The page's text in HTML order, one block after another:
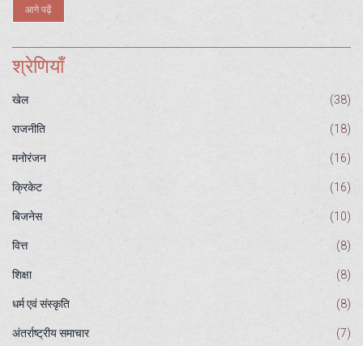
आगे पढ़ें
श्रेणियाँ
खेल (38)
राजनीति (18)
मनोरंजन (16)
क्रिकेट (16)
बिजनेस (10)
वित्त (8)
शिक्षा (8)
धर्म एवं संस्कृति (8)
अंतर्राष्ट्रीय समाचार (7)